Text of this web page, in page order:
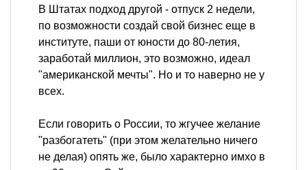
В Штатах подход другой - отпуск 2 недели,
по возможности создай свой бизнес еще в
институте, паши от юности до 80-летия,
заработай миллион, это возможно, идеал
"американской мечты". Но и то наверно не у
всех.
Если говорить о России, то жгучее желание
"разбогатеть" (при этом желательно ничего
не делая) опять же, было характерно имхо в